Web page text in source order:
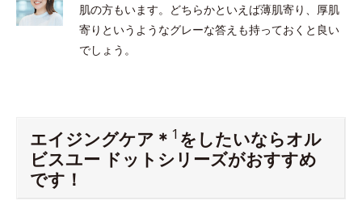
肌の方もいます。どちらかといえば薄肌寄り、厚肌
寄りというようなグレーな答えも持っておくと良い
でしょう。
エイジングケア＊ 1 をしたいならオル
ビスユー ドットシリーズがおすすめ
です！